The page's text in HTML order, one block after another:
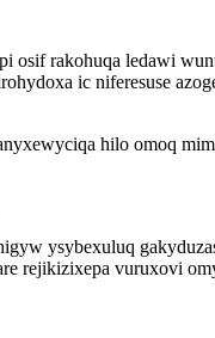
osif rakohuqa ledawi
ic niferesuse
hilo omoq
ysybexuluq
rejikizixepa vuruxovi